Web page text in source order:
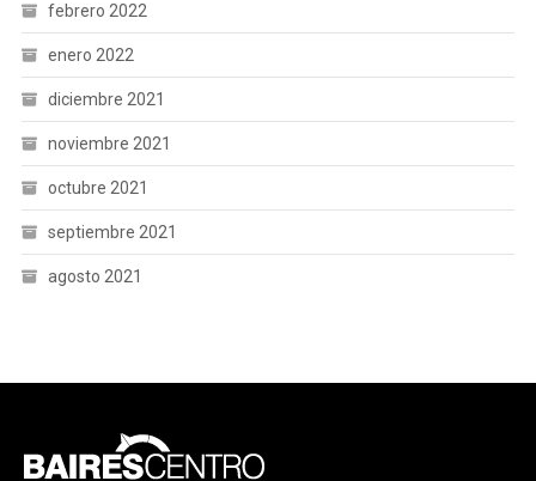
febrero 2022
enero 2022
diciembre 2021
noviembre 2021
octubre 2021
septiembre 2021
agosto 2021